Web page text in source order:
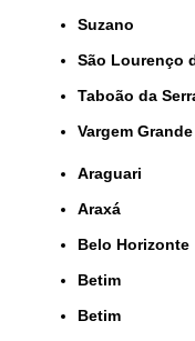
Suzano
São Lourenço
Taboão da
Vargem
Araguari
Araxá
Belo Horizonte
Betim
Betim